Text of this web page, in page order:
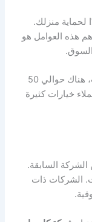
لحماية منزلك.
هذه العوامل هو
هذه العوامل تعكس جودة الخدمة. في الكويت، هناك حوالي 50
خيارات كثيرة
الشركة السابقة.
الشركات ذات